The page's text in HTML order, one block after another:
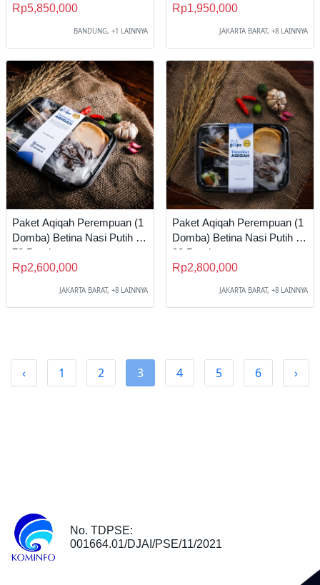
Rp5,850,000
BANDUNG, +1 LAINNYA
Rp1,950,000
JAKARTA BARAT, +8 LAINNYA
Paket Aqiqah Perempuan (1
Domba) Betina Nasi Putih B
70 Porsi
Rp2,600,000
JAKARTA BARAT, +8 LAINNYA
Paket Aqiqah Perempuan (1
Domba) Betina Nasi Putih C
90 Porsi
Rp2,800,000
JAKARTA BARAT, +8 LAINNYA
‹ 1 2 3 4 5 6 ›
No. TDPSE:
001664.01/DJAI/PSE/11/2021